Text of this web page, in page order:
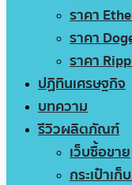
ราคา
ราคา
ราคา
ปฏิทินเศรษฐกิจ
บทความ
รีวิวผลิตภัณฑ์
เว็บซื้อขาย
กระเป๋าเ